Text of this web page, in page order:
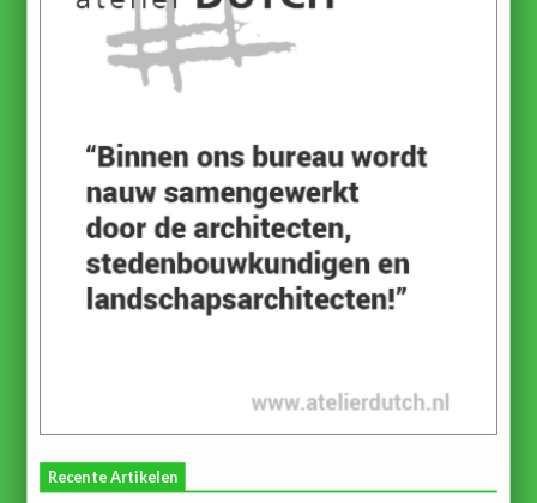
Recente Artikelen